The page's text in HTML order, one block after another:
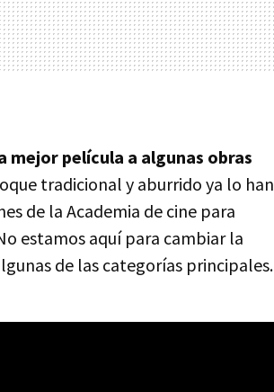
mejor película a algunas obras
tradicional y aburrido ya lo han
de la Academia de cine para
estamos aquí para cambiar la
de las categorías principales.